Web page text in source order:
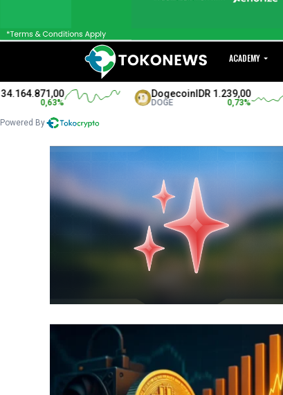
ACADEMY
DogecoinIDR 1.239,00
DOGE
Powered By